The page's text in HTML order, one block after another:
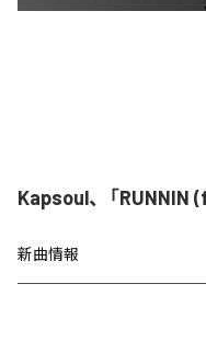
Kapsoul、「RUNNIN
新曲情報